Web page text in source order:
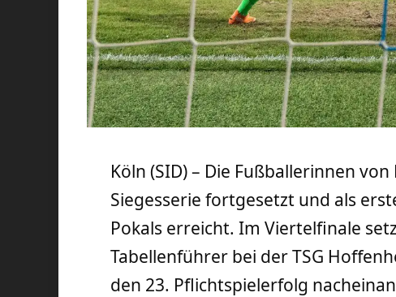
Köln (SID) – Die Fußballerinnen
Siegesserie fortgesetzt und als
Pokals erreicht. Im Viertelfinale
Tabellenführer bei der TSG
den 23. Pflichtspielerfolg